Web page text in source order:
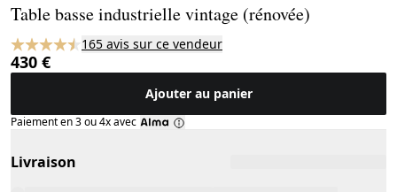
Table basse industrielle vintage (rénovée)
165 avis sur ce vendeur
430 €
Ajouter au panier
Paiement en 3 ou 4x avec
Livraison